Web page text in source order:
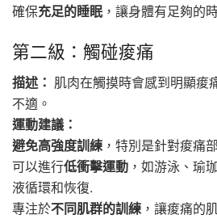
確保充足的睡眠 ，讓身體有足夠的
第二級：觸碰痠痛
描述： 肌肉在觸摸時會感到明顯痠
不適。
運動建議：
避免高強度訓練 ，特別是針對痠痛
可以進行低衝擊運動 ，如游泳、瑜
液循環和恢復.
專注於不同肌群的訓練 ，讓痠痛的